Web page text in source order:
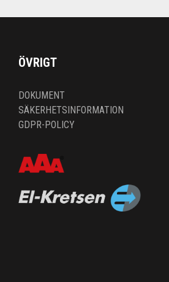
ÖVRIGT
DOKUMENT
SÄKERHETSINFORMATION
GDPR-POLICY